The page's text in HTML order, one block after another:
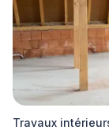
Travaux